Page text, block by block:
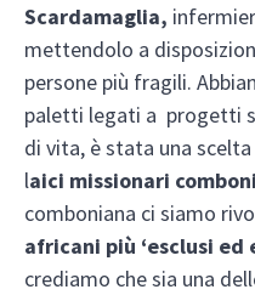
Scardamaglia,
mettendolo a
persone più fragili.
paletti legati a progetti
di vita, è stata una
laici missionari
comboniana ci siamo
africani più ‘esclusi ed
crediamo che sia una